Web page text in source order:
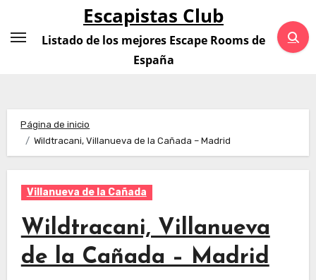
contenido
Escapistas Club
Listado de los mejores Escape Rooms de
España
Página de inicio
Wildtracani, Villanueva de la Cañada – Madrid
Villanueva de la Cañada
Wildtracani, Villanueva
de la Cañada – Madrid